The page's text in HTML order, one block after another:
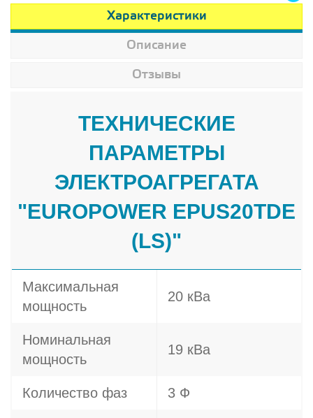
до 20 агрегатов.
Характеристики
Описание
Отзывы
ТЕХНИЧЕСКИЕ
ПАРАМЕТРЫ
ЭЛЕКТРОАГРЕГАТА
"EUROPOWER EPUS20TDE
(LS)"
Максимальная
мощность
20 кВа
Номинальная
мощность
19 кВа
Количество фаз 3 Ф